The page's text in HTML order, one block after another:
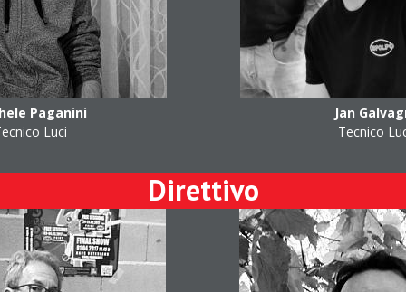
Direttivo
Jan
Tecnico
Paganini
Luci